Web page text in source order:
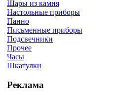
Шары из камня
Настольные приборы
Панно
Письменные приборы
Подсвечники
Прочее
Часы
Шкатулки
Реклама